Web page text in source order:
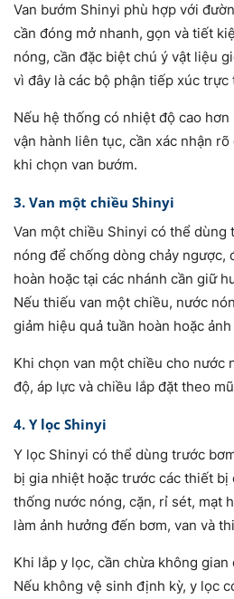
Van bướm Shinyi phù hợp với
cần đóng mở nhanh, gọn và tiết
nóng, cần đặc biệt chú ý vật liệu
vì đây là các bộ phận tiếp xúc
Nếu hệ thống có nhiệt độ cao
vận hành liên tục, cần xác nhận
khi chọn van bướm.
3. Van một chiều Shinyi
Van một chiều Shinyi có thể
nóng để chống dòng chảy ngược,
hoàn hoặc tại các nhánh cần giữ
Nếu thiếu van một chiều, nước
giảm hiệu quả tuần hoàn hoặc
Khi chọn van một chiều cho nước
độ, áp lực và chiều lắp đặt theo
4. Y lọc Shinyi
Y lọc Shinyi có thể dùng trước
bị gia nhiệt hoặc trước các thiết bị
thống nước nóng, cặn, rỉ sét, mạt
làm ảnh hưởng đến bơm, van và
Khi lắp y lọc, cần chừa không
Nếu không vệ sinh định kỳ, y lọc